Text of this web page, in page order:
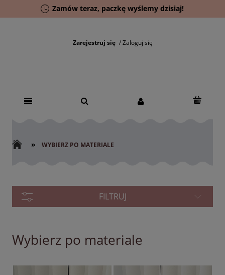
Zamów teraz, paczkę wyślemy dzisiaj!
Zarejestruj się Zaloguj się
» WYBIERZ PO MATERIALE
FILTRUJ
Wybierz po materiale